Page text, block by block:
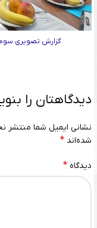
گزارش تصویری
دیدگاهتان را
نشانی ایمیل شما منتشر
شده‌اند *
دیدگاه *